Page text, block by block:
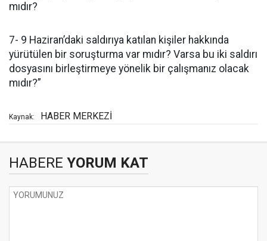
mıdır?
7- 9 Haziran’daki saldırıya katılan kişiler hakkında
yürütülen bir soruşturma var mıdır? Varsa bu iki saldırı
dosyasını birleştirmeye yönelik bir çalışmanız olacak
mıdır?”
Kaynak: HABER MERKEZİ
HABERE YORUM KAT